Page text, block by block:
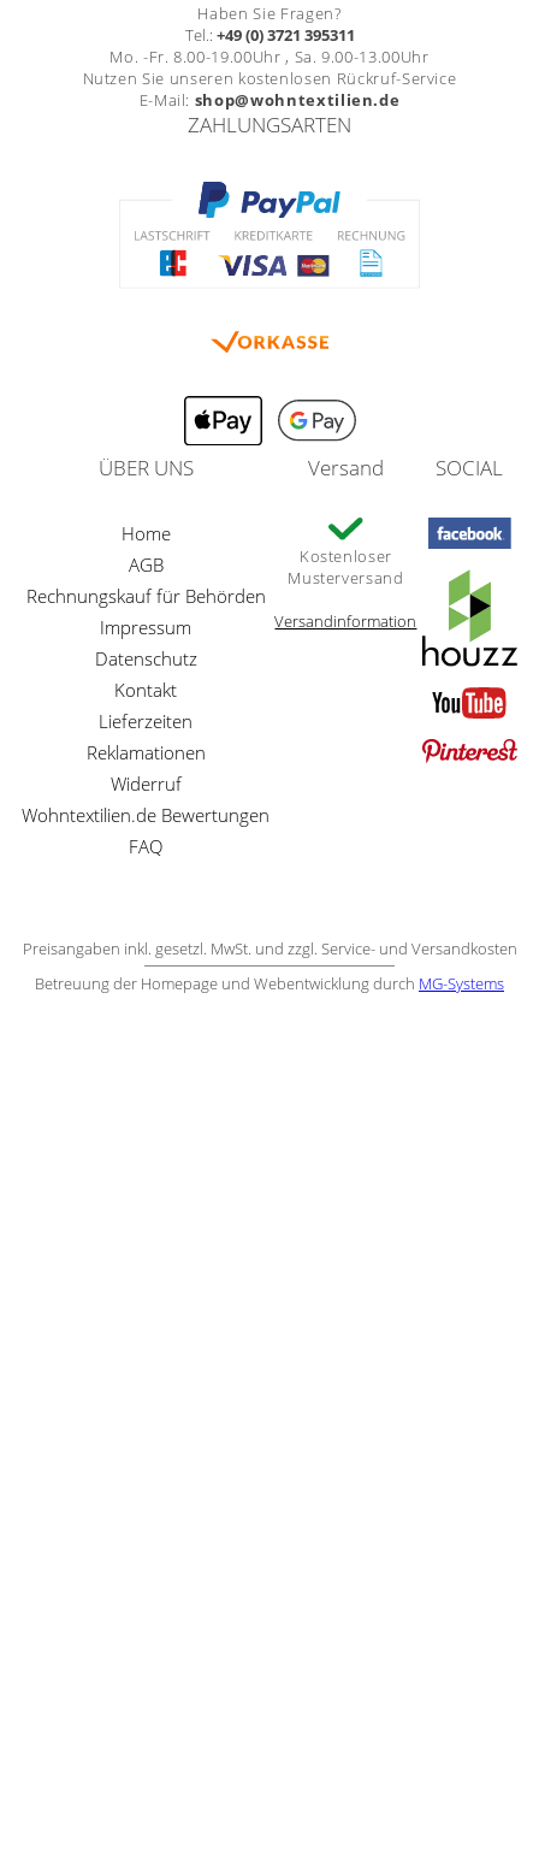
Haben Sie Fragen?
Tel.: +49 (0) 3721 395311
Mo. -Fr. 8.00-19.00Uhr , Sa. 9.00-13.00Uhr
Nutzen Sie unseren kostenlosen Rückruf-Service
E-Mail: shop@wohntextilien.de
ZAHLUNGSARTEN
ÜBER UNS
Home
AGB
Rechnungskauf für Behörden
Impressum
Datenschutz
Kontakt
Lieferzeiten
Reklamationen
Widerruf
Wohntextilien.de Bewertungen
FAQ
Versand
Kostenloser
Musterversand
Versandinformation
SOCIAL
Preisangaben inkl. gesetzl. MwSt. und zzgl. Service- und Versandkosten
Betreuung der Homepage und Webentwicklung durch MG-Systems